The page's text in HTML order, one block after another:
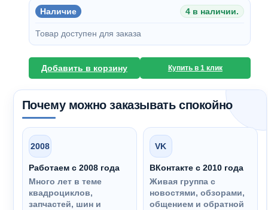
Наличие 4 в наличии.
Товар доступен для заказа
Добавить в корзину Купить в 1 клик
Почему можно заказывать спокойно
2008
Работаем с 2008 года
Много лет в теме
квадроциклов,
запчастей, шин и
VK
ВКонтакте с 2010 года
Живая группа с
новостями, обзорами,
общением и обратной